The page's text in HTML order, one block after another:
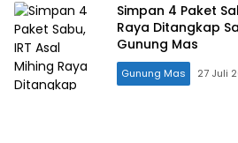
Simpan 4 Paket
Raya Ditangkap
Gunung Mas
Gunung Mas 27 Juli